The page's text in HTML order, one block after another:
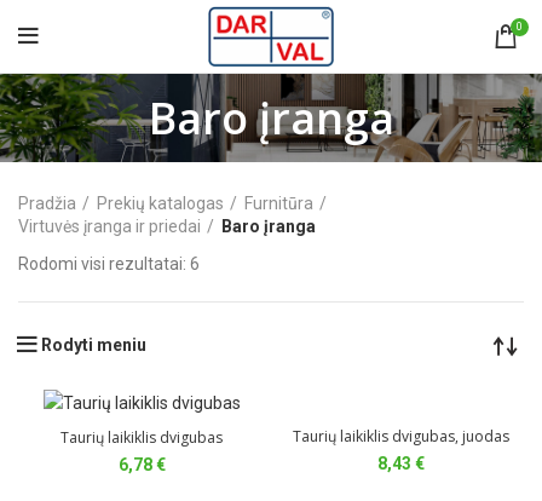
0
Baro įranga
Pradžia Prekių katalogas
Furnitūra
Virtuvės įranga ir priedai
Baro įranga
Rodomi visi rezultatai: 6
Rodyti meniu
Taurių laikiklis dvigubas
6,78€
Taurių laikiklis dvigubas, juodas
8,43 €